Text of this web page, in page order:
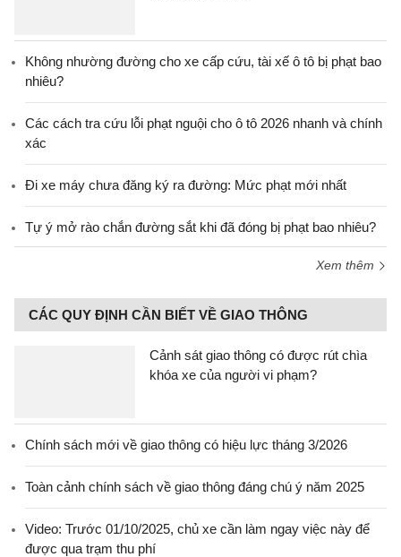
Không nhường đường cho xe cấp cứu, tài xế ô tô bị phạt bao
nhiêu?
Các cách tra cứu lỗi phạt nguội cho ô tô 2026 nhanh và chính
xác
Đi xe máy chưa đăng ký ra đường: Mức phạt mới nhất
Tự ý mở rào chắn đường sắt khi đã đóng bị phạt bao nhiêu?
Xem thêm
CÁC QUY ĐỊNH CẦN BIẾT VỀ GIAO THÔNG
Cảnh sát giao thông có được rút chìa
khóa xe của người vi phạm?
Chính sách mới về giao thông có hiệu lực tháng 3/2026
Toàn cảnh chính sách về giao thông đáng chú ý năm 2025
Video: Trước 01/10/2025, chủ xe cần làm ngay việc này để
được qua trạm thu phí